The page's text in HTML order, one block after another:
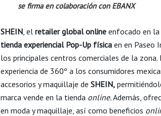
se firma en colaboración con EBANX
SHEIN, el retailer global online enfocado en la
tienda experiencial Pop-Up física en en Paseo
los principales centros comerciales de la zona.
experiencia de 360º a los consumidores
accesorios y maquillaje de SHEIN,
marca vende en la tienda online.Además,
en moda y maquillaje, así como beneficios